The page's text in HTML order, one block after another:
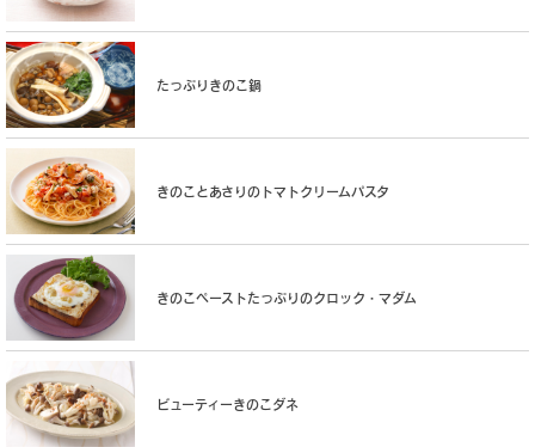
たっぷりきのこ鍋
きのことあさりのトマトクリームパスタ
きのこペーストたっぷりのクロック・マダム
ビューティーきのこダネ